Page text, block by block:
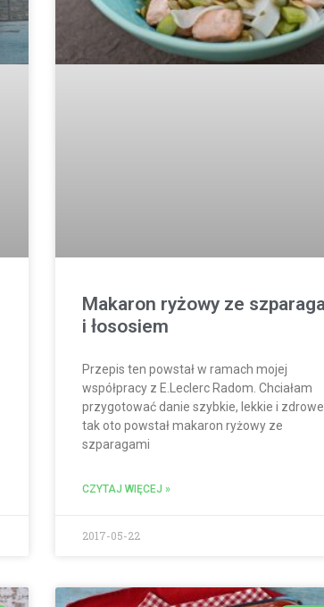
Makaron ryżowy ze
i łososiem
Przepis ten powstał w ramach mojej
współpracy z E.Leclerc Radom. Chciałam
przygotować danie szybkie, lekkie i zdrowe.
tak oto powstał makaron ryżowy ze
szparagami
CZYTAJ WIĘCEJ »
2017-05-22